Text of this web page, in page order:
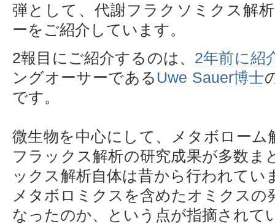
弾として、代謝フラクソミクス解
ーをご紹介しています。
2報目にご紹介するのは、 2年前に紹
ングオーサーである Uwe Sauer博士
です。
微生物を中心にして、メタボローム
フラックス解析の研究成果が多数ま
ックス解析自体は昔から行われて
メタボロミクスを含めたオミクス
なったのか、という点が指摘されて